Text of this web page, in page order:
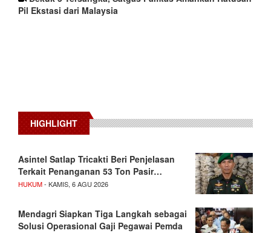
Pil Ekstasi dari Malaysia
HIGHLIGHT
Asintel Satlap Tricakti Beri Penjelasan
Terkait Penanganan 53 Ton Pasir…
HUKUM- KAMIS, 6 AGU 2026
Mendagri Siapkan Tiga Langkah sebagai
Solusi Operasional Gaji Pegawai Pemda